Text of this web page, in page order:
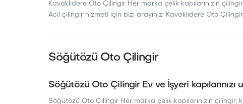
Kavaklıdere Oto Çilingir Her marka çelik kapılarınızın
Acil çilingir hizmeti için bizi arayınız. Kavaklıdere Oto
Söğütözü Oto Çilingir
Söğütözü Oto Çilingir Ev ve İşyeri
Söğütözü Oto Çilingir Her marka çelik kapılarınızın